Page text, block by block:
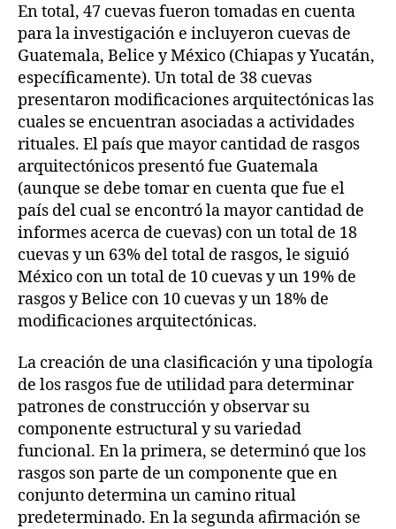
En total, 47 cuevas fueron tomadas en cuenta
para la investigación e incluyeron cuevas de
Guatemala, Belice y México (Chiapas y Yucatán,
específicamente). Un total de 38 cuevas
presentaron modificaciones arquitectónicas las
cuales se encuentran asociadas a actividades
rituales. El país que mayor cantidad de rasgos
arquitectónicos presentó fue Guatemala
(aunque se debe tomar en cuenta que fue el
país del cual se encontró la mayor cantidad de
informes acerca de cuevas) con un total de 18
cuevas y un 63% del total de rasgos, le siguió
México con un total de 10 cuevas y un 19% de
rasgos y Belice con 10 cuevas y un 18% de
modificaciones arquitectónicas.
La creación de una clasificación y una tipología
de los rasgos fue de utilidad para determinar
patrones de construcción y observar su
componente estructural y su variedad
funcional. En la primera, se determinó que los
rasgos son parte de un componente que en
conjunto determina un camino ritual
predeterminado. En la segunda afirmación se